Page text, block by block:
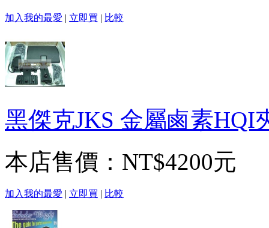
加入我的最愛 | 立即買 | 比較
黑傑克JKS 金屬鹵素HQI
本店售價： NT$4200元
加入我的最愛 | 立即買 | 比較